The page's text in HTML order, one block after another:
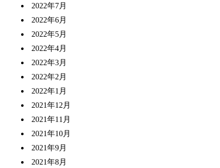
2022年7月
2022年6月
2022年5月
2022年4月
2022年3月
2022年2月
2022年1月
2021年12月
2021年11月
2021年10月
2021年9月
2021年8月